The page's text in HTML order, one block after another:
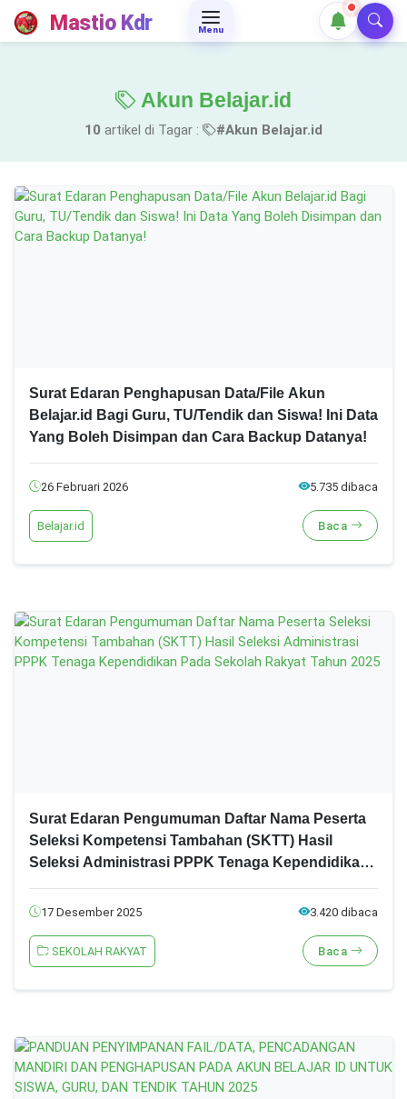
Mastio Kdr Menu
Akun Belajar.id
10 artikel di Tagar : #Akun Belajar.id
Surat Edaran Penghapusan Data/File Akun
Belajar.id Bagi Guru, TU/Tendik dan Siswa! Ini Data
Yang Boleh Disimpan dan Cara Backup Datanya!
26 Februari 2026 5.735 dibaca
Belajar.id Baca
Surat Edaran Pengumuman Daftar Nama Peserta
Seleksi Kompetensi Tambahan (SKTT) Hasil
Seleksi Administrasi PPPK Tenaga Kependidikan
17 Desember 2025 3.420 dibaca
SEKOLAH RAKYAT Baca